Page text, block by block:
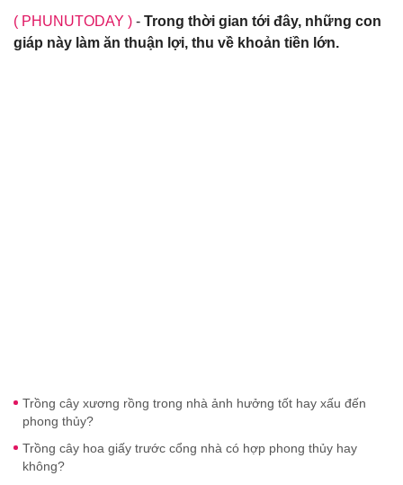
( PHUNUTODAY ) - Trong thời gian tới đây, những con
giáp này làm ăn thuận lợi, thu về khoản tiền lớn.
Trồng cây xương rồng trong nhà ảnh hưởng tốt hay xấu đến
phong thủy?
Trồng cây hoa giấy trước cổng nhà có hợp phong thủy hay
không?